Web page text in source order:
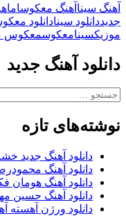
آهنگ سینا آهنگ معکوسام
جدیددانلود سینادانلود
موزیکسینامعکوسمعکوس
دانلود آهنگ جدید
جستجو
نوشته‌های تازه
دانلود آهنگ جدید
دانلود آهنگ
دانلود آهنگ هومان
دانلود آهنگ حسین
دانلود ورژن آهسته